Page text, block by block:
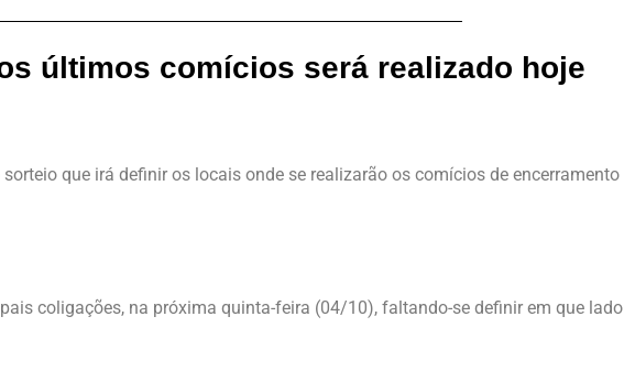
últimos comícios será realizado hoje
que irá definir os locais onde se realizarão os comícios de encerramento
coligações, na próxima quinta-feira (04/10), faltando-se definir em que lado